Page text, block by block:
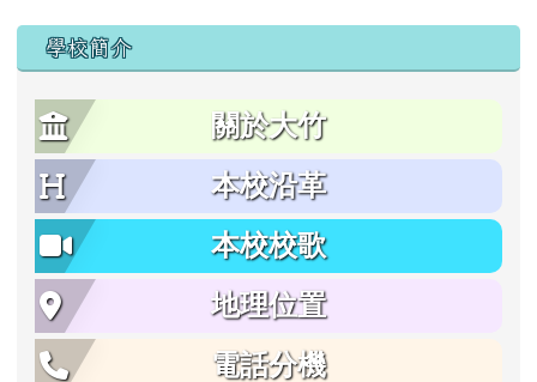
學校簡介
關於大竹
本校沿革
本校校歌
地理位置
電話分機